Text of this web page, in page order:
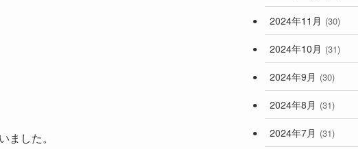
した。
2024年11月 (30)
2024年10月 (31)
2024年9月 (30)
2024年8月 (31)
2024年7月 (31)